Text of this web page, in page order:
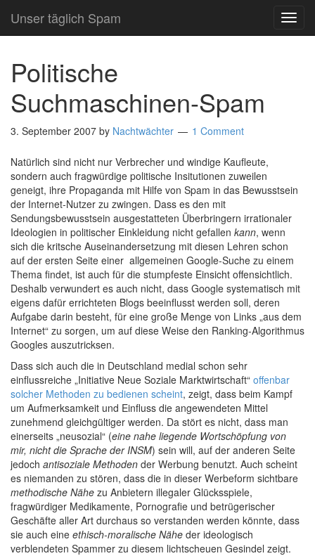
Unser täglich Spam
Politische
Suchmaschinen-Spam
3. September 2007 by Nachtwächter 1 Comment
Natürlich sind nicht nur Verbrecher und windige Kaufleute,
sondern auch fragwürdige politische Insitutionen zuweilen
geneigt, ihre Propaganda mit Hilfe von Spam in das Bewusstsein
der Internet-Nutzer zu zwingen. Dass es den mit
Sendungsbewusstsein ausgestatteten Überbringern irrationaler
Ideologien in politischer Einkleidung nicht gefallen kann, wenn
sich die kritsche Auseinandersetzung mit diesen Lehren schon
auf der ersten Seite einer allgemeinen Google-Suche zu einem
Thema findet, ist auch für die stumpfeste Einsicht offensichtlich.
Deshalb verwundert es auch nicht, dass Google systematisch mit
eigens dafür errichteten Blogs beeinflusst werden soll, deren
Aufgabe darin besteht, für eine große Menge von Links „aus dem
Internet“ zu sorgen, um auf diese Weise den Ranking-Algorithmus
Googles auszutricksen.
Dass sich auch die in Deutschland medial schon sehr
einflussreiche „Initiative Neue Soziale Marktwirtschaft“ offenbar
solcher Methoden zu bedienen scheint, zeigt, dass beim Kampf
um Aufmerksamkeit und Einfluss die angewendeten Mittel
zunehmend gleichgültiger werden. Da stört es nicht, dass man
einerseits „neusozial“ (eine nahe liegende Wortschöpfung von
mir, nicht die Sprache der INSM) sein will, auf der anderen Seite
jedoch antisoziale Methoden der Werbung benutzt. Auch scheint
es niemanden zu stören, dass die in dieser Werbeform sichtbare
methodische Nähe zu Anbietern illegaler Glücksspiele,
fragwürdiger Medikamente, Pornografie und betrügerischer
Geschäfte aller Art durchaus so verstanden werden könnte, dass
sie auch eine ethisch-moralische Nähe der ideologisch
verblendeten Spammer zu diesem lichtscheuen Gesindel zeigt.